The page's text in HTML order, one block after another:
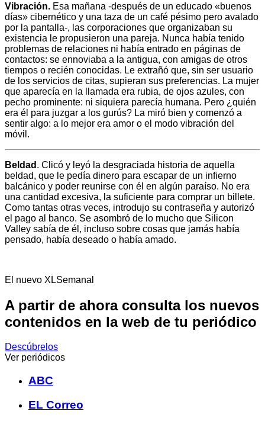
Vibración. Esa mañana -después de un educado «buenos
días» cibernético y una taza de un café pésimo pero avalado
por la pantalla-, las corporaciones que organizaban su
existencia le propusieron una pareja. Nunca había tenido
problemas de relaciones ni había entrado en páginas de
contactos: se ennoviaba a la antigua, con amigas de otros
tiempos o recién conocidas. Le extrañó que, sin ser usuario
de los servicios de citas, supieran sus preferencias. La mujer
que aparecía en la llamada era rubia, de ojos azules, con
pecho prominente: ni siquiera parecía humana. Pero ¿quién
era él para juzgar a los gurús? La miró bien y comenzó a
sentir algo: a lo mejor era amor o el modo vibración del
móvil.
Beldad . Clicó y leyó la desgraciada historia de aquella
beldad, que le pedía dinero para escapar de un infierno
balcánico y poder reunirse con él en algún paraíso. No era
una cantidad excesiva, la suficiente para comprar un billete.
Como tantas otras veces, introdujo su contraseña y autorizó
el pago al banco. Se asombró de lo mucho que Silicon
Valley sabía de él, incluso sobre cosas que jamás había
pensado, había deseado o había amado.
El nuevo XLSemanal
A partir de ahora consulta los nuevos
contenidos en la web de tu periódico
Descúbrelos
Ver periódicos
ABC
EL Correo